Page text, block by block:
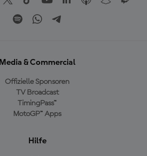
Media & Commercial
Offizielle Sponsoren
TV Broadcast
TimingPass™
MotoGP™ Apps
Hilfe